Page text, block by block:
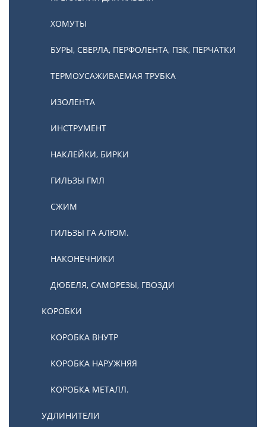
ХОМУТЫ
БУРЫ, СВЕРЛА, ПЕРФОЛЕНТА, ПЗК, ПЕРЧАТКИ
ТЕРМОУСАЖИВАЕМАЯ ТРУБКА
ИЗОЛЕНТА
ИНСТРУМЕНТ
НАКЛЕЙКИ, БИРКИ
ГИЛЬЗЫ ГМЛ
СЖИМ
ГИЛЬЗЫ ГА АЛЮМ.
НАКОНЕЧНИКИ
ДЮБЕЛЯ, САМОРЕЗЫ, ГВОЗДИ
КОРОБКИ
КОРОБКА ВНУТР
КОРОБКА НАРУЖНЯЯ
КОРОБКА МЕТАЛЛ.
УДЛИНИТЕЛИ